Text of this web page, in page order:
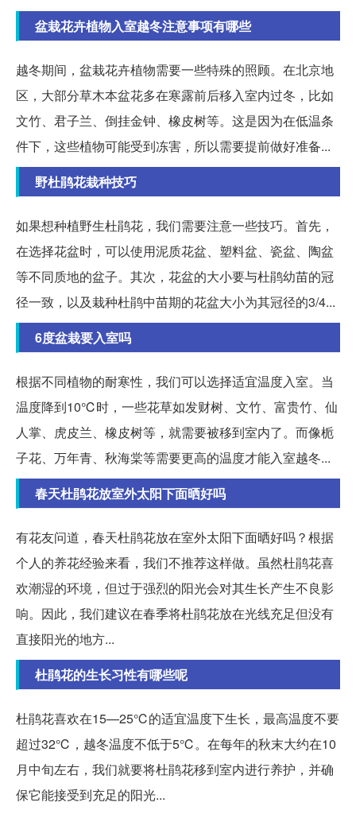
盆栽花卉植物入室越冬注意事项有哪些
越冬期间，盆栽花卉植物需要一些特殊的照顾。在北京地
区，大部分草木本盆花多在寒露前后移入室内过冬，比如
文竹、君子兰、倒挂金钟、橡皮树等。这是因为在低温条
件下，这些植物可能受到冻害，所以需要提前做好准备...
野杜鹃花栽种技巧
如果想种植野生杜鹃花，我们需要注意一些技巧。首先，
在选择花盆时，可以使用泥质花盆、塑料盆、瓷盆、陶盆
等不同质地的盆子。其次，花盆的大小要与杜鹃幼苗的冠
径一致，以及栽种杜鹃中苗期的花盆大小为其冠径的3/4...
6度盆栽要入室吗
根据不同植物的耐寒性，我们可以选择适宜温度入室。当
温度降到10℃时，一些花草如发财树、文竹、富贵竹、仙
人掌、虎皮兰、橡皮树等，就需要被移到室内了。而像栀
子花、万年青、秋海棠等需要更高的温度才能入室越冬...
春天杜鹃花放室外太阳下面晒好吗
有花友问道，春天杜鹃花放在室外太阳下面晒好吗？根据
个人的养花经验来看，我们不推荐这样做。虽然杜鹃花喜
欢潮湿的环境，但过于强烈的阳光会对其生长产生不良影
响。因此，我们建议在春季将杜鹃花放在光线充足但没有
直接阳光的地方...
杜鹃花的生长习性有哪些呢
杜鹃花喜欢在15—25℃的适宜温度下生长，最高温度不要
超过32℃，越冬温度不低于5℃。在每年的秋末大约在10
月中旬左右，我们就要将杜鹃花移到室内进行养护，并确
保它能接受到充足的阳光...